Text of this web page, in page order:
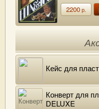
2200р.
Кейс для
Конверт для
DELUXE